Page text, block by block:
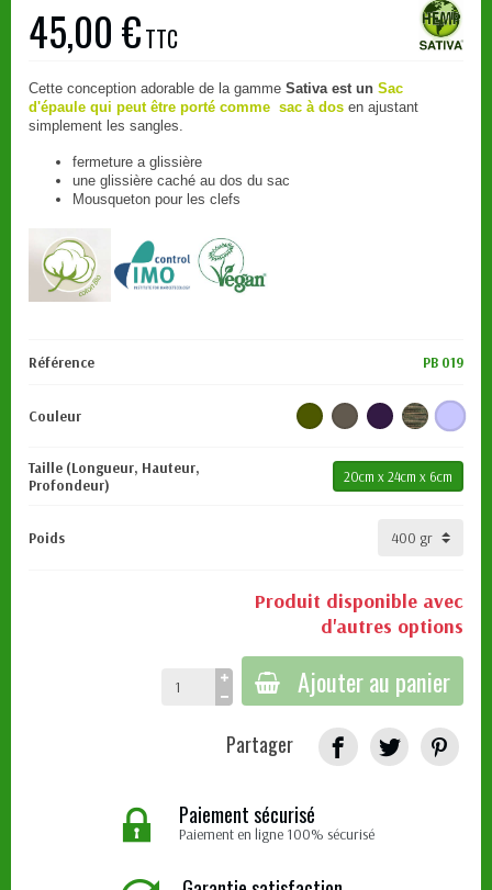
45,00 €TTC
Cette conception adorable de la gamme Sativa est un Sac
d'épaule qui peut être porté comme sac à dos en ajustant
simplement les sangles.
fermeture a glissière
une glissière caché au dos du sac
Mousqueton pour les clefs
Référence PB 019
Couleur
Taille (Longueur, Hauteur,
Profondeur)
20cm x 24cm x 6cm
Poids
Produit disponible avec
d'autres options
Ajouter au panier
Partager
Paiement sécurisé
Paiement en ligne 100% sécurisé